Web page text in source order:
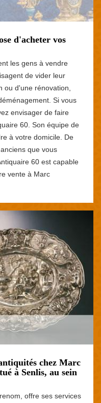
d'acheter vos
les gens à vendre
de vider leur
ou d'une rénovation,
Si vous
envisager de faire
60. Son équipe de
à votre domicile. De
que vous
60 est capable
vente à Marc
chez Marc
à Senlis, au sein
offre ses services